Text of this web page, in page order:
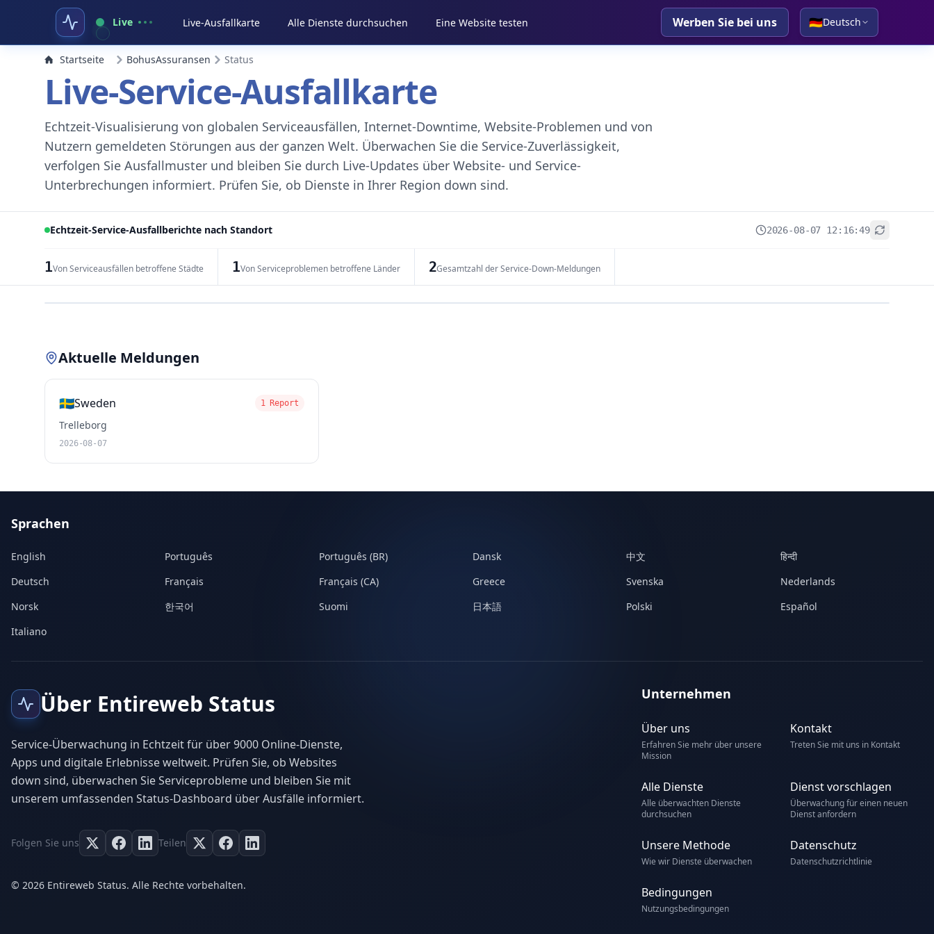
Live Live-Ausfallkarte Alle Dienste durchsuchen Eine Website testen Werben Sie bei uns 🇩🇪Deutsch
Startseite BohusAssuransen Status
Live-Service-Ausfallkarte
Echtzeit-Visualisierung von globalen Serviceausfällen, Internet-Downtime, Website-Problemen und von
Nutzern gemeldeten Störungen aus der ganzen Welt. Überwachen Sie die Service-Zuverlässigkeit,
verfolgen Sie Ausfallmuster und bleiben Sie durch Live-Updates über Website- und Service-
Unterbrechungen informiert. Prüfen Sie, ob Dienste in Ihrer Region down sind.
Echtzeit-Service-Ausfallberichte nach Standort 2026-08-07 12:16:49
1Von Serviceausfällen betroffene Städte 1Von Serviceproblemen betroffene Länder 2Gesamtzahl der Service-Down-Meldungen
Aktuelle Meldungen
🇸🇪Sweden 1 Report
Trelleborg
2026-08-07
Sprachen
English Português Português (BR) Dansk 中文
हिन्दी
Deutsch
Français Français (CA) Greece Svenska
Nederlands
Norsk
한국어 Suomi 日本語 Polski
Español
Italiano
Über Entireweb Status
Service-Überwachung in Echtzeit für über 9000 Online-Dienste,
Apps und digitale Erlebnisse weltweit. Prüfen Sie, ob Websites
down sind, überwachen Sie Serviceprobleme und bleiben Sie mit
unserem umfassenden Status-Dashboard über Ausfälle informiert.
Folgen Sie uns Teilen
© 2026 Entireweb Status. Alle Rechte vorbehalten.
Unternehmen
Über uns
Erfahren Sie mehr über unsere
Mission
Kontakt
Treten Sie mit uns in Kontakt
Alle Dienste
Alle überwachten Dienste
durchsuchen
Dienst vorschlagen
Überwachung für einen neuen
Dienst anfordern
Unsere Methode
Wie wir Dienste überwachen
Datenschutz
Datenschutzrichtlinie
Bedingungen
Nutzungsbedingungen